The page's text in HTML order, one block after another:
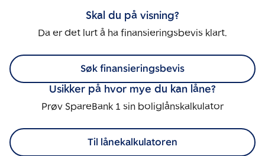
Skal du på visning?
Da er det lurt å ha finansieringsbevis klart.
Søk finansieringsbevis
Usikker på hvor mye du kan låne?
Prøv SpareBank 1 sin boliglånskalkulator
Til lånekalkulatoren